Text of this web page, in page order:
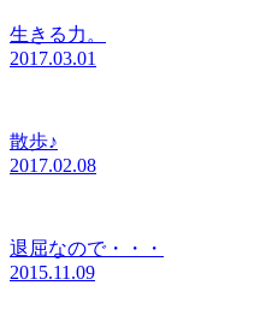
生きる力。
2017.03.01
散歩♪
2017.02.08
退屈なので・・・
2015.11.09